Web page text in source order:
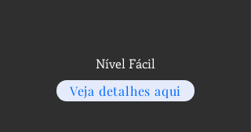
Nível Fácil
Veja detalhes aqui